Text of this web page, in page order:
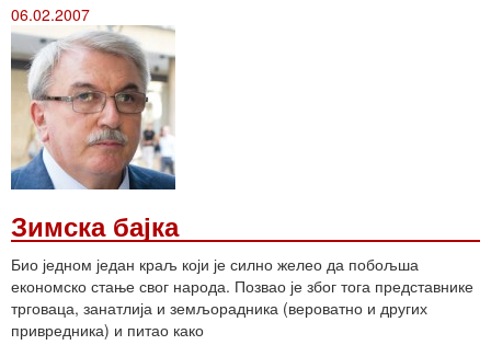
06.02.2007
Зимска бајка
Био једном један краљ који је силно желео да побољша
економско стање свог народа. Позвао је због тога представнике
трговаца, занатлија и земљорадника (вероватно и других
привредника) и питао како